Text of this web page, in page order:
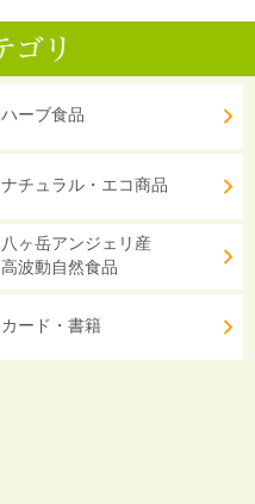
ハーブ食品
ナチュラル・エコ商品
八ヶ岳アンジェリ産
高波動自然食品
カード・書籍